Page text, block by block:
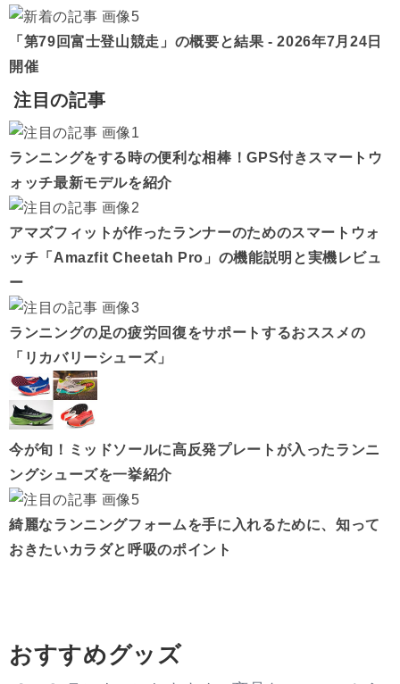
「第79回富士登山競走」の概要と結果 - 2026年7月24日
開催
注目の記事
ランニングをする時の便利な相棒！GPS付きスマートウ
ォッチ最新モデルを紹介
アマズフィットが作ったランナーのためのスマートウォ
ッチ「Amazfit Cheetah Pro」の機能説明と実機レビュ
ー
ランニングの足の疲労回復をサポートするおススメの
「リカバリーシューズ」
今が旬！ミッドソールに高反発プレートが入ったランニ
ングシューズを一挙紹介
綺麗なランニングフォームを手に入れるために、知って
おきたいカラダと呼吸のポイント
おすすめグッズ